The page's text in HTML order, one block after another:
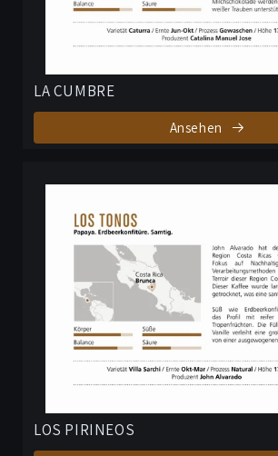
LA CUMBRE
Ansehen
LOS PIRINEOS